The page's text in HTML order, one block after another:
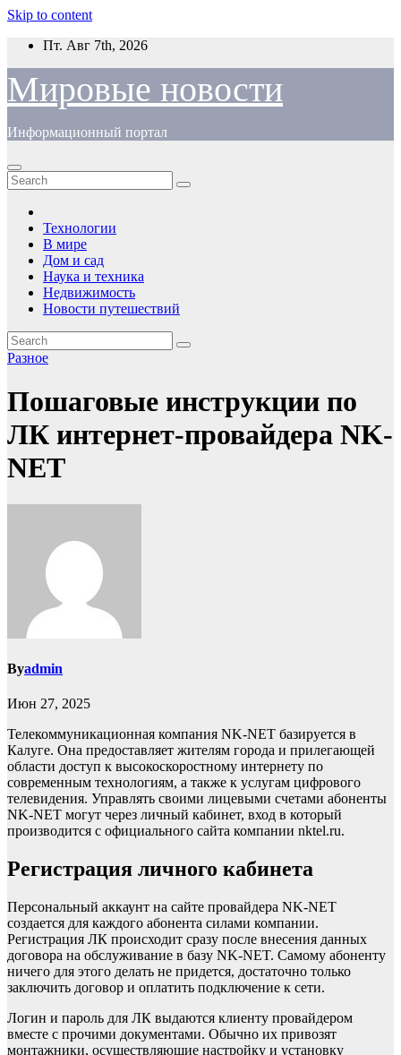
Skip to content
Пт. Авг 7th, 2026
Мировые новости
Информационный портал
Технологии
В мире
Дом и сад
Наука и техника
Недвижимость
Новости путешествий
Разное
Пошаговые инструкции по
ЛК интернет-провайдера NK-
NET
Byadmin
Июн 27, 2025
Телекоммуникационная компания NK-NET базируется в
Калуге. Она предоставляет жителям города и прилегающей
области доступ к высокоскоростному интернету по
современным технологиям, а также к услугам цифрового
телевидения. Управлять своими лицевыми счетами абоненты
NK-NET могут через личный кабинет, вход в который
производится с официального сайта компании nktel.ru.
Регистрация личного кабинета
Персональный аккаунт на сайте провайдера NK-NET
создается для каждого абонента силами компании.
Регистрация ЛК происходит сразу после внесения данных
договора на обслуживание в базу NK-NET. Самому абоненту
ничего для этого делать не придется, достаточно только
заключить договор и оплатить подключение к сети.
Логин и пароль для ЛК выдаются клиенту провайдером
вместе с прочими документами. Обычно их привозят
монтажники, осуществляющие настройку и установку